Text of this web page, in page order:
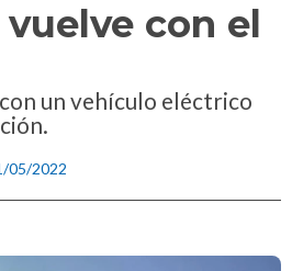
con el
un vehículo eléctrico
05/2022